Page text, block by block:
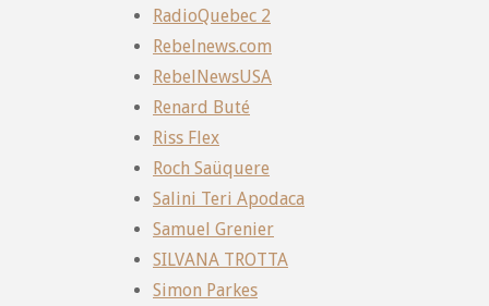
RadioQuebec 2
Rebelnews.com
RebelNewsUSA
Renard Buté
Riss Flex
Roch Saüquere
Salini Teri Apodaca
Samuel Grenier
SILVANA TROTTA
Simon Parkes